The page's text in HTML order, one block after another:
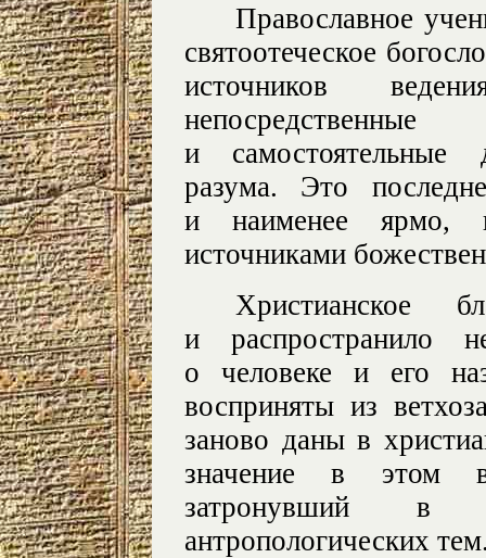
Православное
святоотеческое
источников
и самостоятельные
разума. Это
и наименее ярмо,
источниками
Христианское
и распространило
о человеке и его
восприняты из
заново даны в
значение в этом
затронувший в
антропологических